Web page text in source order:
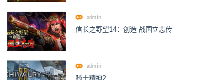
admin
信长之野望14：创造 战国立志传
admin
骑士精神2